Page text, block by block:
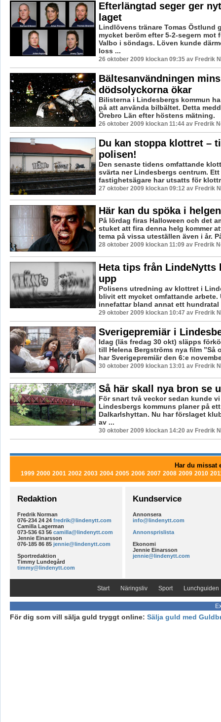
Efterlängtad seger ger
laget
Lindlövens tränare Tomas Östlund
mycket beröm efter 5-2-segern mot
Valbo i söndags. Löven kunde
loss ...
26 oktober 2009 klockan 09:35 av Fredrik
Bältesanvändningen
dödsolyckorna ökar
Bilisterna i Lindesbergs kommun
på att använda bilbältet. Detta
Örebro Län efter höstens mätning.
26 oktober 2009 klockan 11:44 av Fredrik
Du kan stoppa klottret –
polisen!
Den senaste tidens omfattande
svärta ner Lindesbergs centrum.
fastighetsägare har utsatts för
27 oktober 2009 klockan 09:12 av Fredrik
Här kan du spöka i helgen
På lördag firas Halloween och det
stuket att fira denna helg kommer
tema på vissa uteställen även i år.
28 oktober 2009 klockan 11:09 av Fredrik
Heta tips från LindeNytts
upp
Polisens utredning av klottret i
blivit ett mycket omfattande arbete.
innefattar bland annat ett
29 oktober 2009 klockan 10:47 av Fredrik
Sverigepremiär i
Idag (läs fredag 30 okt) släpps
till Helena Bergströms nya film ”Så
har Sverigepremiär den 6:e
30 oktober 2009 klockan 13:01 av Fredrik
Så här skall nya bron se
För snart två veckor sedan kunde
Lindesbergs kommuns planer på
Dalkarlshyttan. Nu har förslaget
av ...
30 oktober 2009 klockan 14:20 av Fredrik
Har du missat
1999 2000 2001 2002 2003 2004 2005 2006 2007 2008 2009 2010
Redaktion
Fredrik Norman
076-234 24 24 fredrik@lindenytt.com
Camilla Lagerman
073-536 63 56 camilla@lindenytt.com
Jennie Einarsson
076-185 86 85 jennie@lindenytt.com
Sportredaktion
Timmy Lundegård
timmy@lindenytt.com
Kundservice
Annonsera
info@lindenytt.com
Annonsprislista
Ekonomi
Jennie Einarsson
jennie@lindenytt.com
Start Näringsliv Sport Lunchguiden
För dig som vill sälja guld tryggt online: Sälja guld med